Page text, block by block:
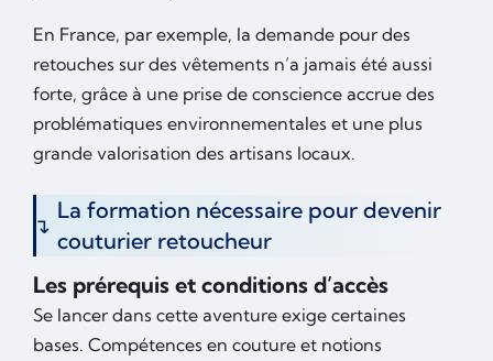
En France, par exemple, la demande pour des
retouches sur des vêtements n’a jamais été aussi
forte, grâce à une prise de conscience accrue des
problématiques environnementales et une plus
grande valorisation des artisans locaux.
La formation nécessaire pour devenir
couturier retoucheur
Les prérequis et conditions d’accès
Se lancer dans cette aventure exige certaines
bases. Compétences en couture et notions